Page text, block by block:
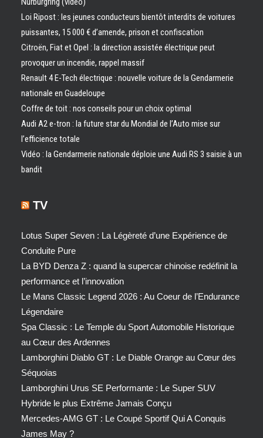
Loi Ripost : les jeunes conducteurs bientôt interdits de voitures
puissantes, 15 000 € d’amende, prison et confiscation
Citroën, Fiat et Opel : la direction assistée électrique peut
provoquer un incendie, rappel massif
Renault 4 E-Tech électrique : nouvelle voiture de la Gendarmerie
nationale en Guadeloupe
Coffre de toit : nos conseils pour un choix optimal
Audi A2 e-tron : la future star du Mondial de l’Auto mise sur
l’efficience totale
Vidéo : la Gendarmerie nationale déploie une Audi RS 3 saisie à un
bandit
TV
Lotus Super Seven : La Légèreté d’une Expérience de
Conduite Pure
La BYD Denza Z : quand la supercar chinoise redéfinit la
performance et l’innovation
Le Mans Classic Legend 2026 : Au Coeur de l’Endurance
Légendaire
Spa Classic : Le Temple du Sport Automobile Historique
au Cœur des Ardennes
Lamborghini Diablo GT : Le Diable Orange au Cœur des
Séquoias
Lamborghini Urus SE Performante : Le Super SUV
Hybride le plus Extrême Jamais Conçu
Mercedes-AMG GT : Le Coupé Sportif Qui A Conquis
James May ?